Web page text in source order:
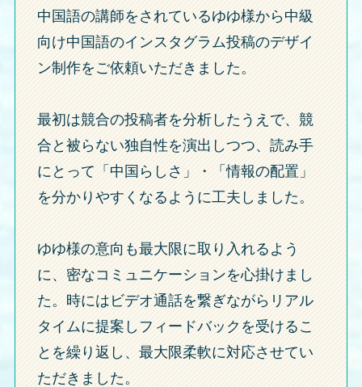
中国語の講師をされているゆゆ様から中級
向け中国語のインスタグラム投稿のデザイ
ン制作をご依頼いただきました。
最初は競合の投稿者を分析したうえで、競
合と被らない独自性を演出しつつ、読み手
にとって「中国らしさ」・「情報の配置」
を分かりやすくなるように工夫しました。
ゆゆ様の意向も最大限に取り入れるよう
に、密なコミュニケーションを心掛けまし
た。時にはビデオ通話を繋ぎながらリアル
タイムに提案しフィードバックを受けるこ
とを繰り返し、最大限柔軟に対応させてい
ただきました。